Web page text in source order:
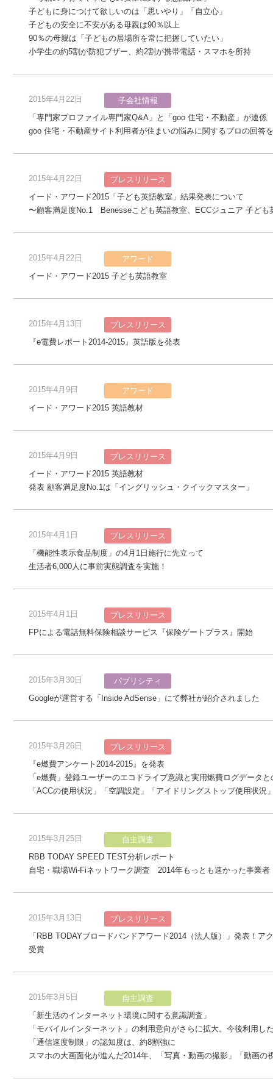
子どもに身につけて欲しいのは「思いやり」「自立心」
子どもの安全に不安がある母親は90％以上
90％の母親は「子どもの居場所を常に把握していたい」
小学生の約5割が防犯ブザー、約2割が携帯電話・スマホを所持
2015年4月22日
子会社情報
「専門家プロファイル専門家Q&A」と「goo 住宅・不動産」が連係
goo 住宅・不動産サイト利用者が住まいの悩みに関するプロの回答
2015年4月22日
プレスリリース
イード・アワード2015「子ども英語教室」結果発表について
〜顧客満足度No.1 Benesseこども英語教室、ECCジュニア 子ども
2015年4月22日
アワード
イード・アワード2015 子ども英語教室
2015年4月13日
プレスリリース
『e電費レポート2014-2015』英語版を発表
2015年4月9日
アワード
イード・アワード2015 英語教材
2015年4月9日
プレスリリース
イード・アワード2015 英語教材
発表 顧客満足度No.1は「イングリッシュ・クイックマスター」
2015年4月1日
プレスリリース
「機能性表示食品制度」の4月1日施行に先立って
生活者6,000人に事前実態調査を実施！
2015年4月1日
プレスリリース
FPによる電話無料保険相談サービス『保険ゲートプラス』開始
2015年3月30日
パブリシティ
Googleが運営する「Inside AdSense」にて弊社が紹介されました
2015年3月26日
プレスリリース
『e燃費アンケート2014-2015』を発表
「e燃費」登録ユーザーのエコドライブ意識と実用燃費ログデータ
「ACCの使用状況」「空調設定」「アイドリングストップ使用状況
2015年3月25日
自主調査
RBB TODAY SPEED TEST分析レポート
自宅・職場Wi-Fiネットワーク調査 2014年もっとも速かった事業者
2015年3月13日
プレスリリース
「RBB TODAYブロードバンドアワード2014（法人版）」発表！
受賞
2015年3月5日
自主調査
「新生活のインターネット環境に関する意識調査」
「モバイルインターネット」の利用意向がさらに拡大。今後利用し
「通信速度制限」の認知度は、約8割強に
スマホの大画面化が進んだ2014年、「写真・動画の撮影」「動画の